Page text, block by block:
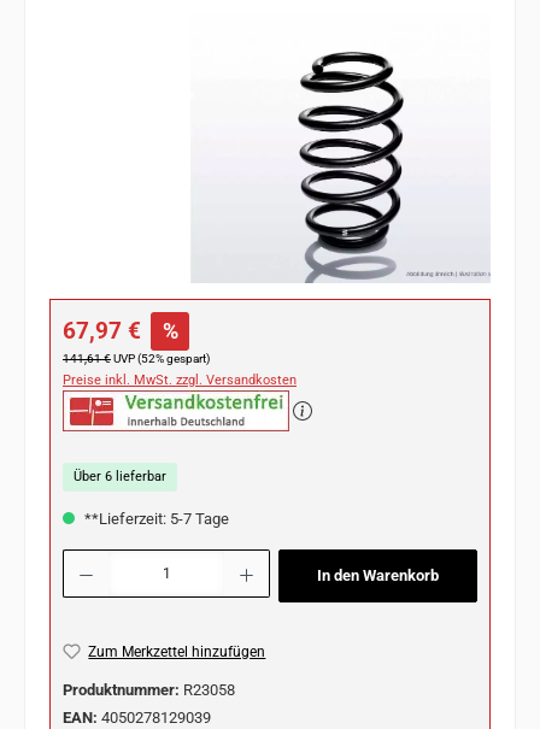
Verkaufspreis:
67,97 € %
Regulärer Preis:
141,61 €UVP (52% gespart)
Preise inkl. MwSt. zzgl. Versandkosten
Über 6 lieferbar
**Lieferzeit: 5-7 Tage
Produkt Anzahl: Gib den gewünschten Wert ein oder benutze die Schaltflächen
In den Warenkorb
Zum Merkzettel hinzufügen
Produktnummer: R23058
EAN: 4050278129039